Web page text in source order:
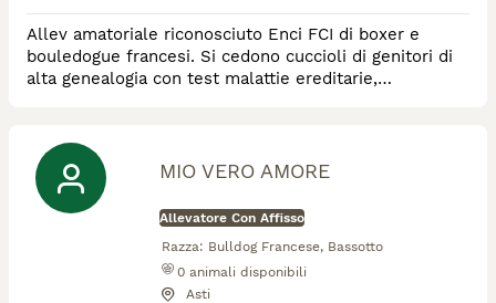
Allev amatoriale riconosciuto Enci FCI di boxer e
bouledogue francesi. Si cedono cuccioli di genitori di
alta genealogia con test malattie ereditarie,
MIO VERO AMORE
Allevatore Con Affisso
Razza: Bulldog Francese, Bassotto
0 animali disponibili
Asti